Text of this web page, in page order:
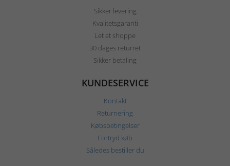
Sikker levering
Kvalitetsgaranti
Let at shoppe
30 dages returret
Sikker betaling
KUNDESERVICE
Kontakt
Returnering
Købsbetingelser
Fortryd køb
Således bestiller du